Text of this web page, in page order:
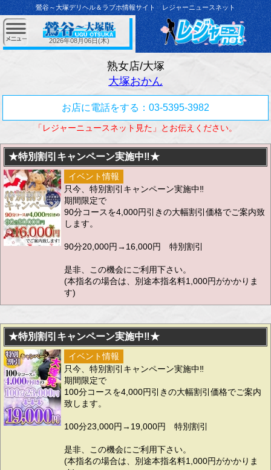
鶯谷～大塚デリヘル＆ラブホ情報サイト レジャーニュースネット
2026年08月06日(木)
熟女店/大塚
大塚おかん
お店に電話をする：03-5395-3982
「レジャーニュースネット見た」とお伝えください。
★特別割引キャンペーン実施中‼★
イベント情報
只今、特別割引キャンペーン実施中‼
期間限定で
90分コースを4,000円引きの大幅割引価格でご案内致
します。
90分20,000円→16,000円 特別割引
是非、この機会にご利用下さい。
(本指名の場合は、別途本指名料1,000円がかかりま
す)
★特別割引キャンペーン実施中‼★
イベント情報
只今、特別割引キャンペーン実施中‼
期間限定で
100分コースを4,000円引きの大幅割引価格でご案内
致します。
100分23,000円→19,000円 特別割引
是非、この機会にご利用下さい。
(本指名の場合は、別途本指名料1,000円がかかりま